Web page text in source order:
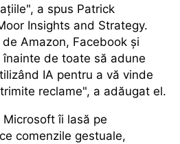
a spus Patrick
Insights and Strategy.
Amazon, Facebook și
înainte de toate să adune
IA pentru a vă vinde
reclame", a adăugat el.
îi lasă pe
comenzile gestuale,